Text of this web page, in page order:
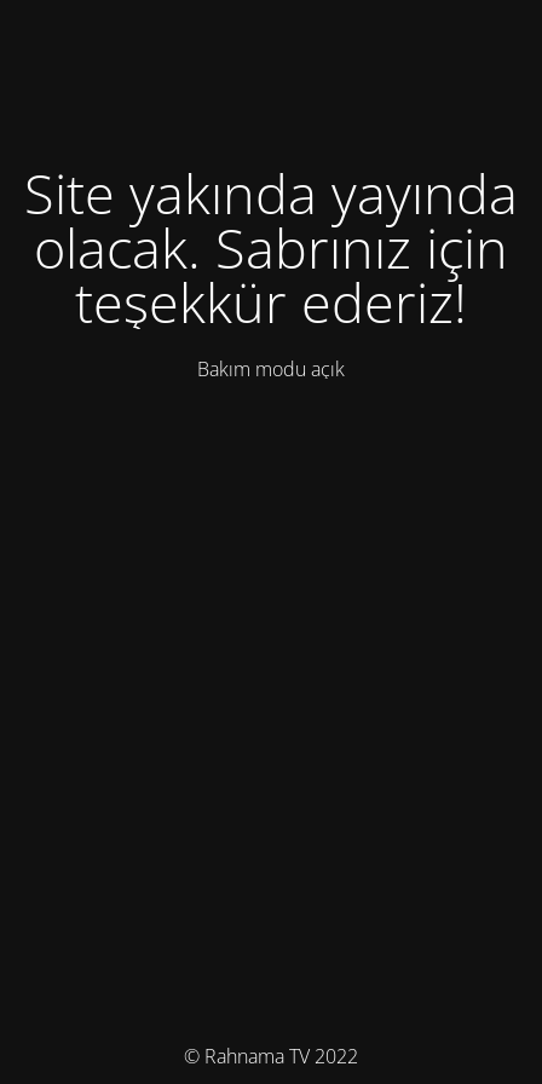
Site yakında yayında
olacak. Sabrınız için
teşekkür ederiz!
Bakım modu açık
© Rahnama TV 2022